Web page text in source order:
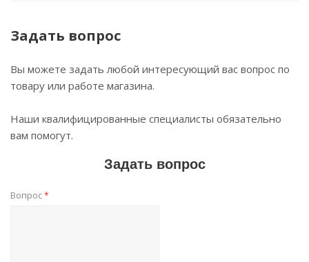
Задать вопрос
Вы можете задать любой интересующий вас вопрос по
товару или работе магазина.
Наши квалифицированные специалисты обязательно
вам помогут.
Задать вопрос
Вопрос*